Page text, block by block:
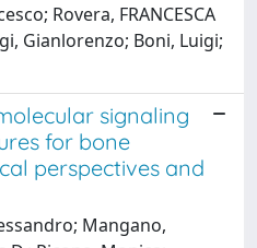
Rovera, FRANCESCA
Gianlorenzo; Boni, Luigi;
signaling
for bone
perspectives and
Mangano,